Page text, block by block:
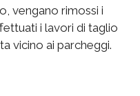
vengano rimossi i
i lavori di taglio
vicino ai parcheggi.